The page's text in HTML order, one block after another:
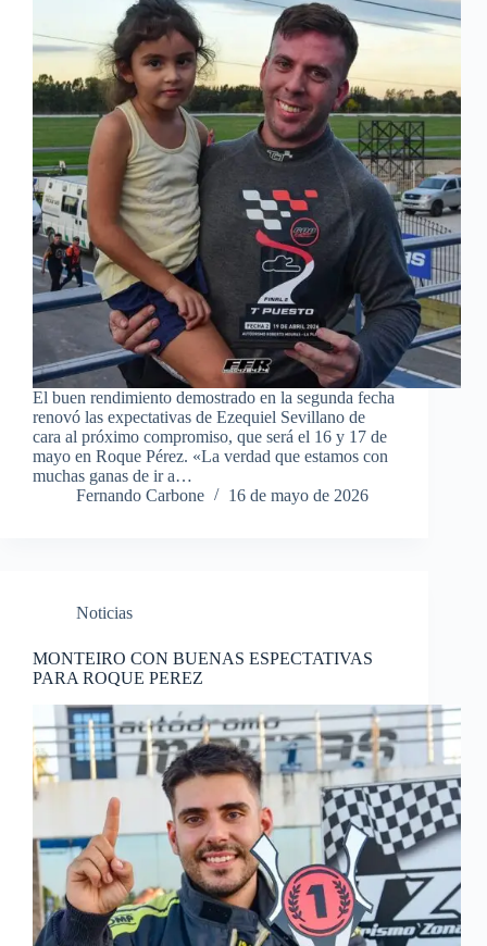
El buen rendimiento demostrado en la segunda fecha
renovó las expectativas de Ezequiel Sevillano de
cara al próximo compromiso, que será el 16 y 17 de
mayo en Roque Pérez. «La verdad que estamos con
muchas ganas de ir a…
Fernando Carbone
16 de mayo de 2026
Noticias
MONTEIRO CON BUENAS ESPECTATIVAS
PARA ROQUE PEREZ